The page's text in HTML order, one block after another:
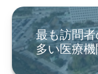
最も訪問
多い医療